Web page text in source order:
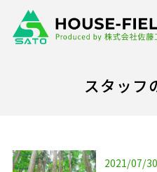
スタッフ
2021/07/30